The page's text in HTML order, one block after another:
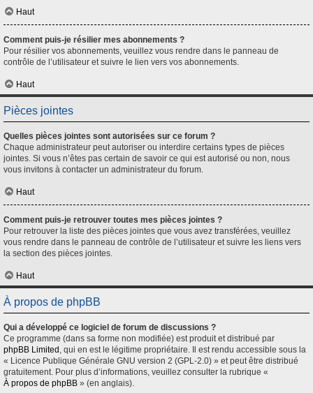
Haut
Comment puis-je résilier mes abonnements ?
Pour résilier vos abonnements, veuillez vous rendre dans le panneau de
contrôle de l’utilisateur et suivre le lien vers vos abonnements.
Haut
Pièces jointes
Quelles pièces jointes sont autorisées sur ce forum ?
Chaque administrateur peut autoriser ou interdire certains types de pièces
jointes. Si vous n’êtes pas certain de savoir ce qui est autorisé ou non, nous
vous invitons à contacter un administrateur du forum.
Haut
Comment puis-je retrouver toutes mes pièces jointes ?
Pour retrouver la liste des pièces jointes que vous avez transférées, veuillez
vous rendre dans le panneau de contrôle de l’utilisateur et suivre les liens vers
la section des pièces jointes.
Haut
À propos de phpBB
Qui a développé ce logiciel de forum de discussions ?
Ce programme (dans sa forme non modifiée) est produit et distribué par
phpBB Limited , qui en est le légitime propriétaire. Il est rendu accessible sous la
« Licence Publique Générale GNU version 2 (GPL-2.0) » et peut être distribué
gratuitement. Pour plus d’informations, veuillez consulter la rubrique «
À propos de phpBB » (en anglais).